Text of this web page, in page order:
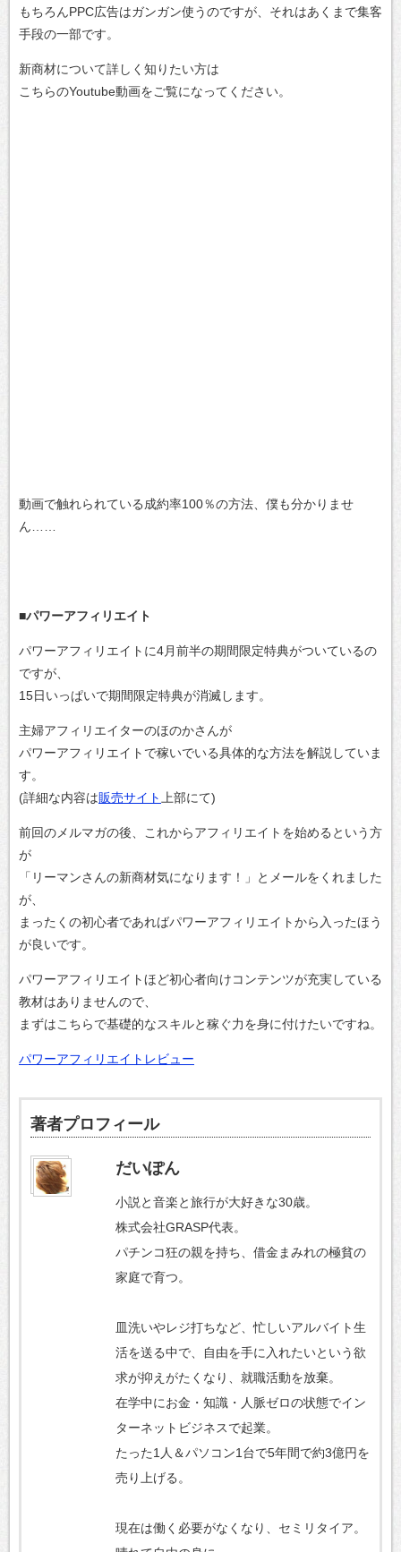
もちろんPPC広告はガンガン使うのですが、それはあくまで集客
手段の一部です。
新商材について詳しく知りたい方は
こちらのYoutube動画をご覧になってください。
動画で触れられている成約率100％の方法、僕も分かりませ
ん……
■パワーアフィリエイト
パワーアフィリエイトに4月前半の期間限定特典がついているの
ですが、
15日いっぱいで期間限定特典が消滅します。
主婦アフィリエイターのほのかさんが
パワーアフィリエイトで稼いでいる具体的な方法を解説していま
す。
(詳細な内容は販売サイト 上部にて)
前回のメルマガの後、これからアフィリエイトを始めるという方
が
「リーマンさんの新商材気になります！」とメールをくれました
が、
まったくの初心者であればパワーアフィリエイトから入ったほう
が良いです。
パワーアフィリエイトほど初心者向けコンテンツが充実している
教材はありませんので、
まずはこちらで基礎的なスキルと稼ぐ力を身に付けたいですね。
パワーアフィリエイトレビュー
著者プロフィール
だいぽん
小説と音楽と旅行が大好きな30歳。
株式会社GRASP代表。
パチンコ狂の親を持ち、借金まみれの極貧の
家庭で育つ。
皿洗いやレジ打ちなど、忙しいアルバイト生
活を送る中で、自由を手に入れたいという欲
求が抑えがたくなり、就職活動を放棄。
在学中にお金・知識・人脈ゼロの状態でイン
ターネットビジネスで起業。
たった1人＆パソコン1台で5年間で約3億円を
売り上げる。
現在は働く必要がなくなり、セミリタイア。